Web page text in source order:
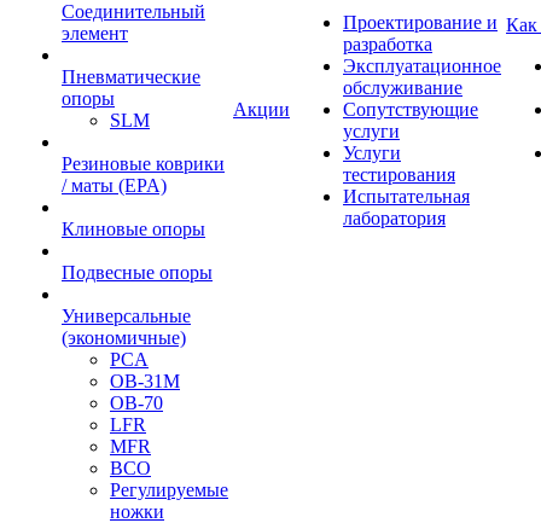
Cоединительный
элемент
Пневматические
опоры
SLM
Резиновые коврики
/ маты (EPA)
Клиновые опоры
Подвесные опоры
Универсальные
(экономичные)
PCA
ОВ-31М
OB-70
LFR
MFR
ВСО
Регулируемые
ножки
Акции
Проектирование и
разработка
Эксплуатационное
обслуживание
Сопутствующие
услуги
Услуги
тестирования
Испытательная
лаборатория
Как